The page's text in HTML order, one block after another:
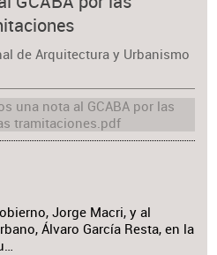
de Arquitectura y Urbanismo
Jorge Macri, y al
Álvaro García Resta, en la